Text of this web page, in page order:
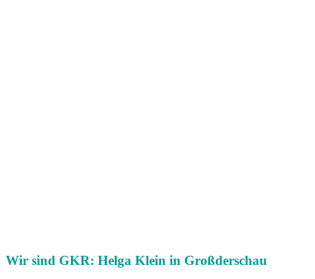
Wir sind GKR: Helga Klein in Großderschau